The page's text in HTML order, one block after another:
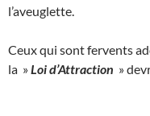
l’aveuglette.
Ceux qui sont fervents
la »Loi d’Attraction »